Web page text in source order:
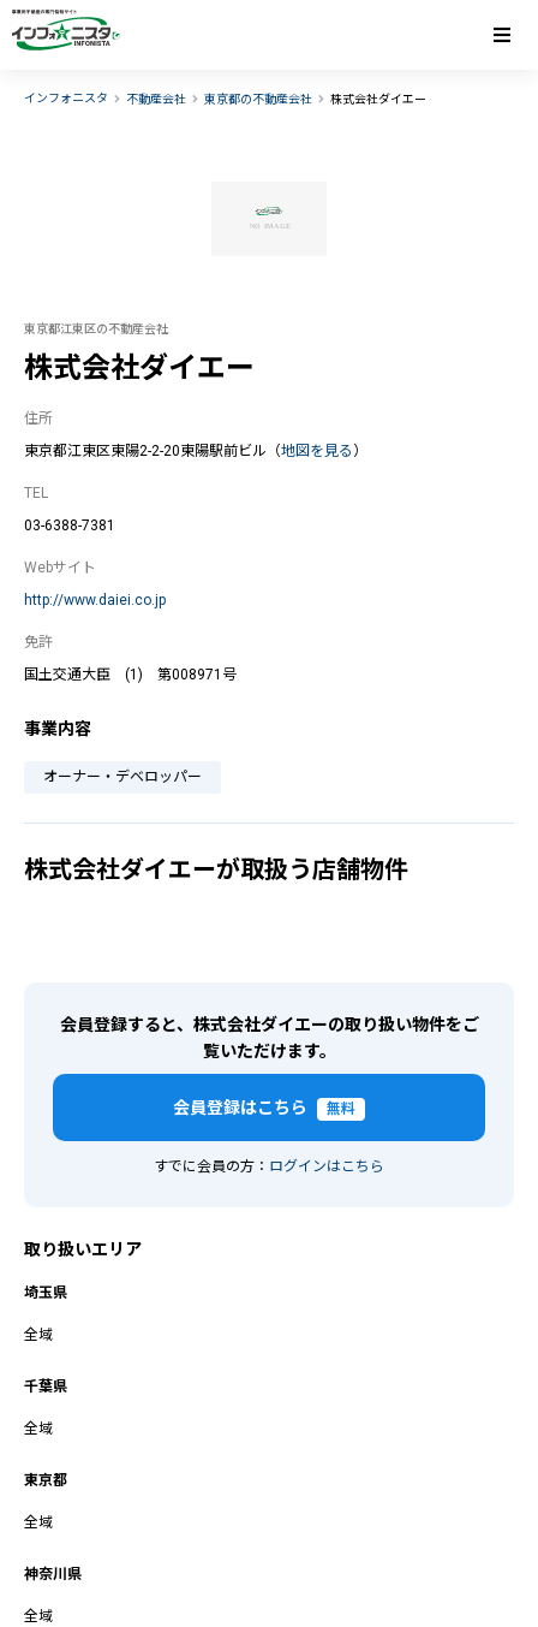
インフォニスタ 不動産会社 東京都の不動産会社 株式会社ダイエー
東京都江東区の不動産会社
株式会社ダイエー
住所
東京都江東区東陽2-2-20東陽駅前ビル（地図を見る ）
TEL
03-6388-7381
Webサイト
http://www.daiei.co.jp
免許
国土交通大臣 (1) 第008971号
事業内容
オーナー・デベロッパー
株式会社ダイエーが取扱う店舗物件
会員登録すると、株式会社ダイエーの取り扱い物件をご
覧いただけます。
会員登録はこちら 無料
すでに会員の方： ログインはこちら
取り扱いエリア
埼玉県
全域
千葉県
全域
東京都
全域
神奈川県
全域